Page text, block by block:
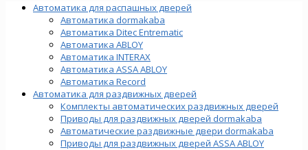
Автоматика для распашных дверей
Автоматика dormakaba
Автоматика Ditec Entrematic
Автоматика ABLOY
Автоматика INTERAX
Автоматика ASSA ABLOY
Автоматика Record
Автоматика для раздвижных дверей
Комплекты автоматических раздвижных дверей
Приводы для раздвижных дверей dormakaba
Автоматические раздвижные двери dormakaba
Приводы для раздвижных дверей ASSA ABLOY